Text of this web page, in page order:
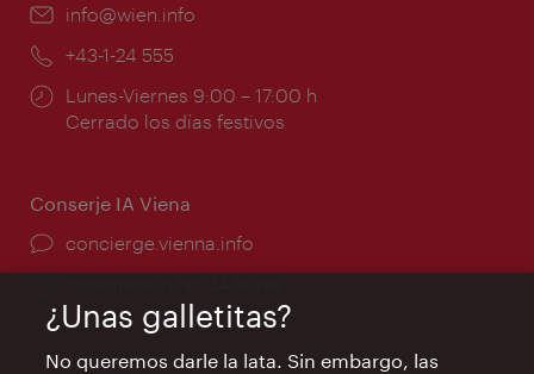
e-
info@wien.info
Teléfono:
+43-1-24 555
Horarios
de
Lunes-Viernes 9:00 – 17:00 h
Cerrado los días festivos
Conserje IA Viena
concierge.vienna.info
¿Unas galletitas?
No queremos darle la lata. Sin embargo, las